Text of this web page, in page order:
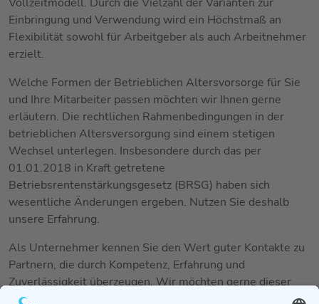
Einbringung und Verwendung wird ein Höchstmaß an
Flexibilität sowohl für Arbeitgeber als auch Arbeitnehmer
erzielt.
Welche Formen der Betrieblichen Altersvorsorge für Sie
und Ihre Mitarbeiter passen möchten wir Ihnen gerne
erläutern. Die rechtlichen Rahmenbedingungen in der
betrieblichen Altersversorgung sind einem stetigen
Wechsel unterlegen. Insbesondere durch das per
01.01.2018 in Kraft getretene
Betriebsrentenstärkungsgesetz (BRSG) haben sich
wesentliche Änderungen ergeben. Nutzen Sie deshalb
unsere Erfahrung.
Als Unternehmer kennen Sie den Wert guter Kontakte zu
Partnern, die durch Kompetenz, Erfahrung und
Zuverlässigkeit überzeugen. Wir möchten gerne dieser
Partner sein, der Sie und Ihr Unternehmen bei der